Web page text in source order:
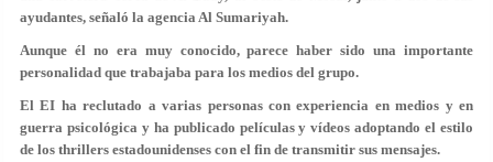
ayudantes, señaló la agencia Al Sumariyah.
Aunque él no era muy conocido, parece haber sido una importante
personalidad que trabajaba para los medios del grupo.
El EI ha reclutado a varias personas con experiencia en medios y en
guerra psicológica y ha publicado películas y vídeos adoptando el estilo
de los thrillers estadounidenses con el fin de transmitir sus mensajes.